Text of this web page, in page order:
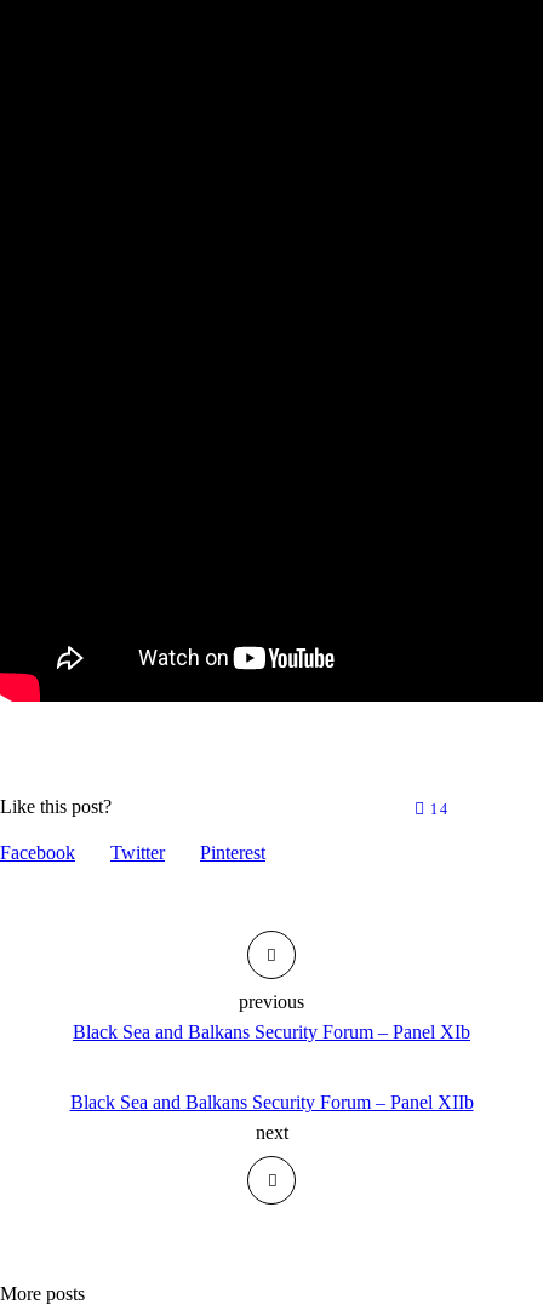
Like this post?
Facebook Twitter Pinterest
14
Black Sea and Balkans Security Forum – Panel XIb
previous
Black Sea and Balkans Security Forum – Panel XIIb
next
More posts